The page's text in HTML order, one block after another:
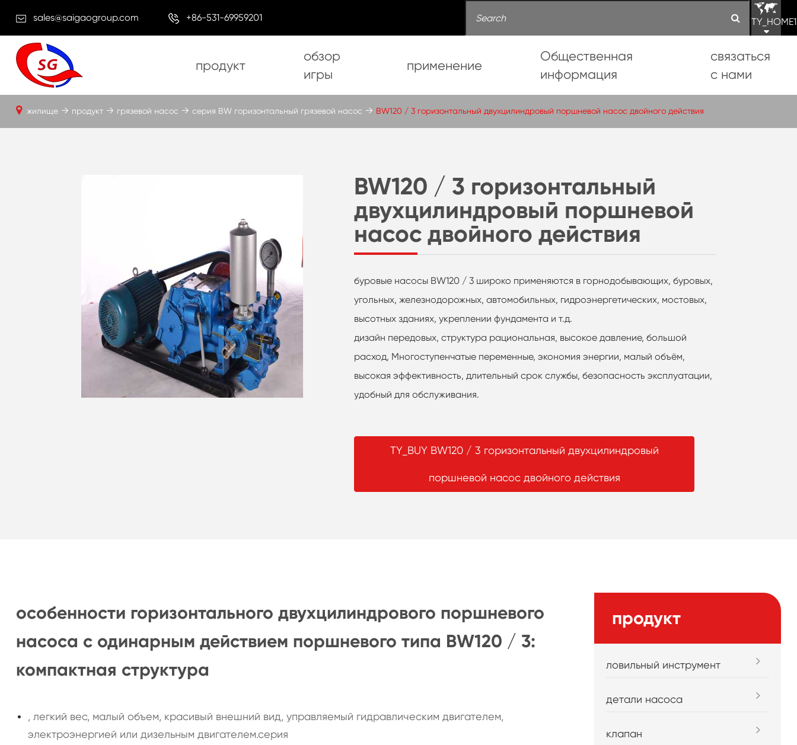
sales@saigaogroup.com +86-531-69959201
продукт
обзор
игры
применение
Общественная
информация
связаться
с нами
BW120 / 3 горизонтальный
двухцилиндровый поршневой
насос двойного действия
буровые насосы BW120 / 3 широко применяются в горнодобывающих, буровых,
угольных, железнодорожных, автомобильных, гидроэнергетических, мостовых,
высотных зданиях, укреплении фундамента и т.д.
дизайн передовых, структура рациональная, высокое давление, большой
расход, Многоступенчатые переменные, экономия энергии, малый объём,
высокая эффективность, длительный срок службы, безопасность эксплуатации,
удобный для обслуживания.
TY_BUY BW120 / 3 горизонтальный двухцилиндровый
поршневой насос двойного действия
жилище продукт грязевой насос серия BW горизонтальный грязевой насос BW120 / 3 горизонтальный двухцилиндровый поршневой насос двойного действия
особенности горизонтального двухцилиндрового поршневого
насоса с одинарным действием поршневого типа BW120 / 3:
компактная структура
, легкий вес, малый объем, красивый внешний вид, управляемый гидравлическим двигателем,
электроэнергией или дизельным двигателем.серия
продукт
ловильный инструмент
детали насоса
клапан